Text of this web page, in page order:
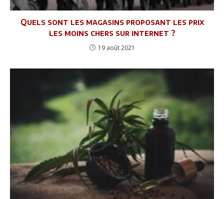
Quels sont les magasins proposant les prix
les moins chers sur internet ?
19 août 2021